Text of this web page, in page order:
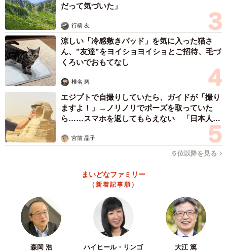
だって気づいた」
行橋 友
涼しい「冷感敷きパッド」を気に入った猫さ
ん、”友達”をヨイショヨイショとご招待、毛づ
くろいでおもてなし
椎名 碧
エジプトで自撮りしていたら、ガイドが「撮り
ますよ！」→ノリノリでポーズを取っていた
ら……スマホを返してもらえない 「日本人は
カモ代表かも」「私は6時間で3万円払った」
宮前 晶子
６位以降を見る
まいどなファミリー
（新着記事順）
森岡 浩 ハイヒール・リンゴ 大江 篤